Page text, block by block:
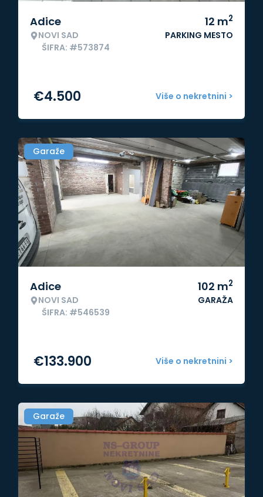
Adice
NOVI SAD
ŠIFRA: #573874
12 m2
PARKING MESTO
Više o nekretnini >
€4.500
Garaže
Adice
NOVI SAD
ŠIFRA: #546539
102 m2
GARAŽA
Više o nekretnini >
€133.900
Garaže